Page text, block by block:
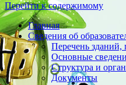
Перейти к содержимому
Главная
Сведения об
Перечень зданий,
Основные
Структура и
Документы